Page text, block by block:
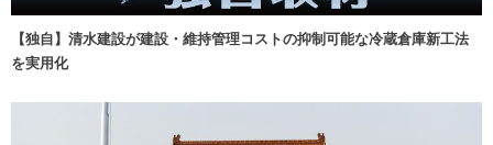
【独自】清水建設が建設・維持管理コストの抑制可能な冷蔵倉庫新工法
を実用化